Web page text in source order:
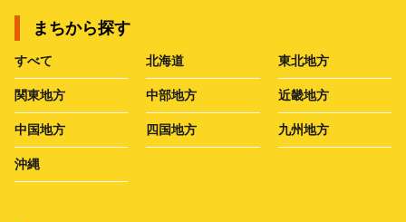
まちから探す
すべて 北海道 東北地方
関東地方 中部地方 近畿地方
中国地方 四国地方 九州地方
沖縄